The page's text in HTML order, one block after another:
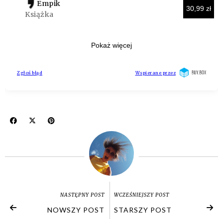
NASTĘPNY POST
NOWSZY POST
WCZEŚNIEJSZY POST
STARSZY POST